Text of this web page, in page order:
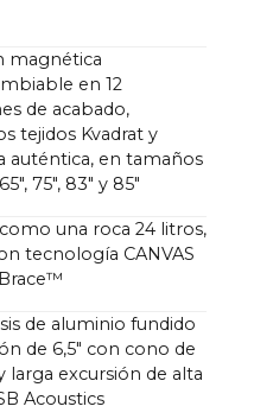
magnética
en 12
de acabado,
tejidos Kvadrat y
auténtica, en tamaños
75", 83" y 85"
una roca 24 litros,
tecnología CANVAS
de aluminio fundido
de 6,5" con cono de
larga excursión de alta
Acoustics